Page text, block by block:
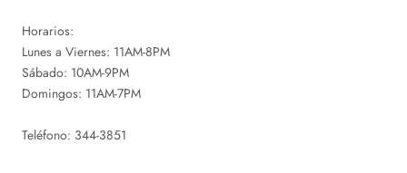
Horarios:
Lunes a Viernes: 11AM-8PM
Sábado: 10AM-9PM
Domingos: 11AM-7PM
Teléfono: 344-3851